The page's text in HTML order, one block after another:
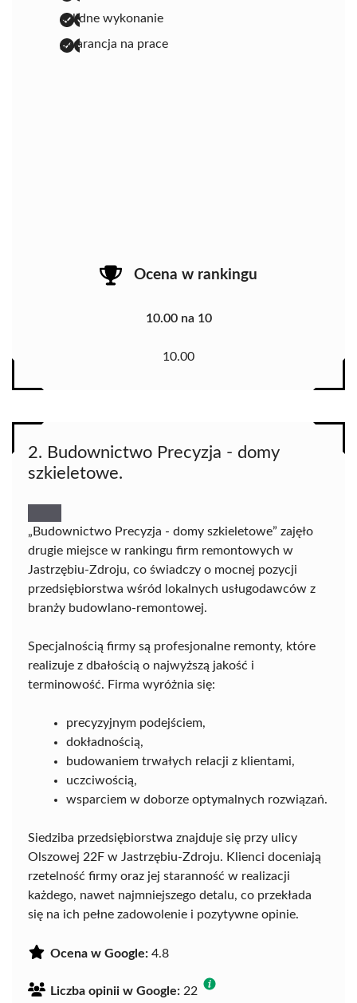
solidne wykonanie
gwarancja na prace
Ocena w rankingu
10.00 na 10
10.00
2. Budownictwo Precyzja - domy
szkieletowe.
„Budownictwo Precyzja - domy szkieletowe” zajęło
drugie miejsce w rankingu firm remontowych w
Jastrzębiu-Zdroju, co świadczy o mocnej pozycji
przedsiębiorstwa wśród lokalnych usługodawców z
branży budowlano-remontowej.
Specjalnością firmy są profesjonalne remonty, które
realizuje z dbałością o najwyższą jakość i
terminowość. Firma wyróżnia się:
precyzyjnym podejściem,
dokładnością,
budowaniem trwałych relacji z klientami,
uczciwością,
wsparciem w doborze optymalnych rozwiązań.
Siedziba przedsiębiorstwa znajduje się przy ulicy
Olszowej 22F w Jastrzębiu-Zdroju. Klienci doceniają
rzetelność firmy oraz jej staranność w realizacji
każdego, nawet najmniejszego detalu, co przekłada
się na ich pełne zadowolenie i pozytywne opinie.
Ocena w Google: 4.8
Liczba opinii w Google: 22